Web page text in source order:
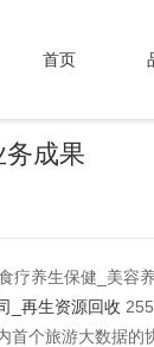
首页
成果
养生保健_美容
_再生资源回收
个旅游大数据的